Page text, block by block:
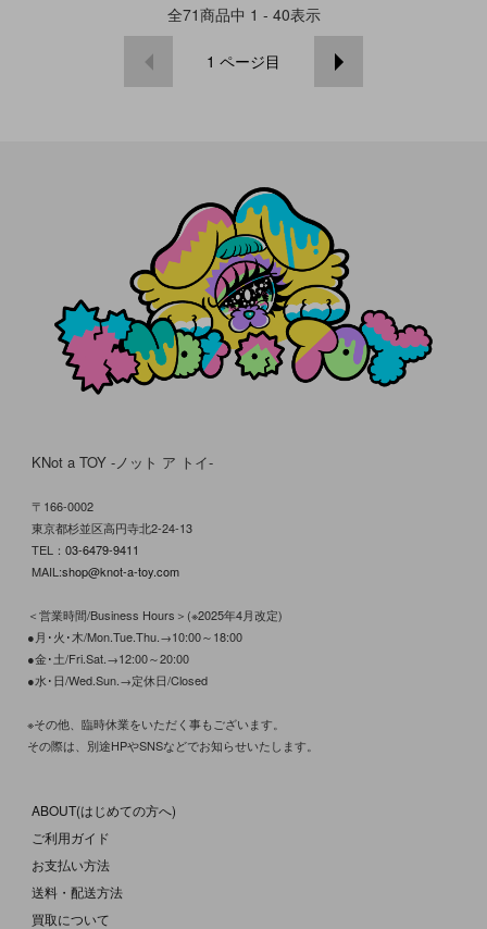
全71商品中 1 - 40表示
1 ページ目
KNot a TOY -ノット ア トイ-
〒166-0002
東京都杉並区高円寺北2-24-13
TEL： 03-6479-9411
MAIL:shop@knot-a-toy.com
＜営業時間/Business Hours＞(※2025年4月改定)
●月･火･木/Mon.Tue.Thu.→10:00～18:00
●金･土/Fri.Sat.→12:00～20:00
●水･日/Wed.Sun.→定休日/Closed
※その他、臨時休業をいただく事もございます。
その際は、別途HPやSNSなどでお知らせいたします。
ABOUT(はじめての方へ)
ご利用ガイド
お支払い方法
送料・配送方法
買取について